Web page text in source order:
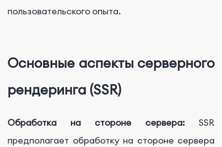
пользовательского опыта.
Основные аспекты серверного
рендеринга (SSR)
Обработка на стороне сервера: SSR
предполагает обработку на стороне сервера